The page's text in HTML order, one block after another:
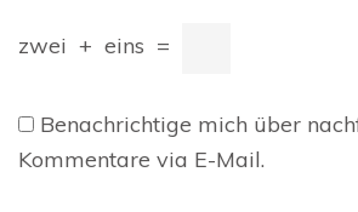
zwei + eins =
Benachrichtige mich über
Kommentare via E-Mail.